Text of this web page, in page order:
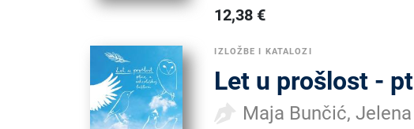
12,38 €
IZLOŽBE I KATALOZI
Let u prošlost -
Maja Bunčić,